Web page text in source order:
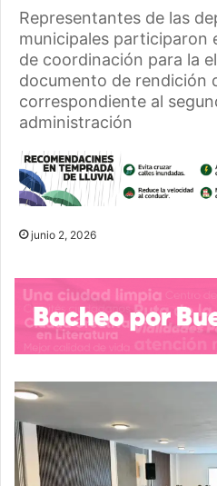
Representantes de las
municipales participaron
de coordinación para la
documento de rendición
correspondiente al
administración
junio 2, 2026